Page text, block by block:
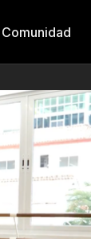
Comunidad